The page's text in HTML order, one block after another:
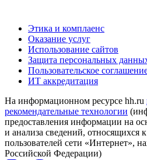
Этика и комплаенс
Оказание услуг
Использование сайтов
Защита персональных
Пользовательское
ИТ аккредитация
На информационном ресурсе hh.ru
рекомендательные технологии
предоставления информации на
и анализа сведений, относящихся
пользователей сети «Интернет»,
Российской Федерации)